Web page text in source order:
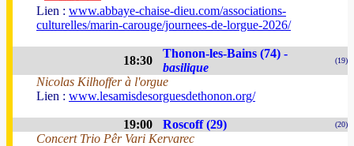
Lien : www.abbaye-chaise-dieu.com/associations-
culturelles/marin-carouge/journees-de-lorgue-2026/
18:30
Thonon-les-Bains (74) -
basilique
(19)
Nicolas Kilhoffer à l'orgue
Lien : www.lesamisdesorguesdethonon.org/
19:00 Roscoff (29) (20)
Concert Trio Pêr Vari Kervarec